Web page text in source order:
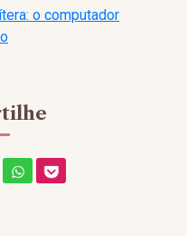
o computador